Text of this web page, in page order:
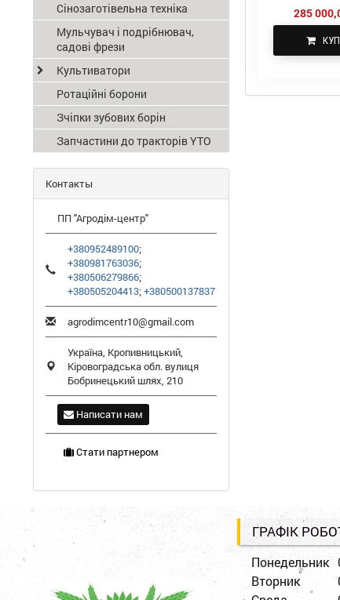
285
Сінозаготівельна техніка
Мульчувач і подрібнювач,
садові фрези
Культиватори
Ротаційні борони
Зчіпки зубових борін
Запчастини до тракторів YTO
Контакты
ПП "Агродім-центр"
+380952489100;
+380981763036;
+380506279866;
+380505204413;+380500137837
agrodimcentr10@gmail.com
Україна, Кропивницький,
Кіровоградська обл. вулиця
Бобринецький шлях, 210
Написати нам
Стати партнером
ГРАФІК
Понедельник
Вторник